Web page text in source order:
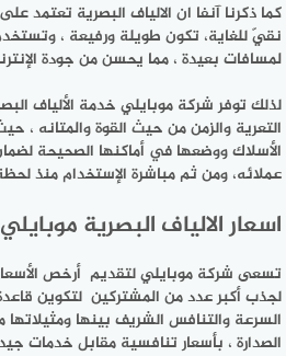
كما ذكرنا آنفا ان الالياف البصرية تعتمد
نقيّ للغاية، تكون طويلة ورفيعة ،
لمسافات بعيدة ، مما يحسن من جودة
لذلك توفر شركة موبايلي خدمة الألياف
التعرية والزمن من حيث القوة والمتانه ،
الأسلاك ووضعها في أماكنها الصحيحة
عملائه، ومن ثم مباشرة الإستخدام منذ
اسعار الالياف البصرية موبايلي 2025
تسعى شركة موبايلي لتقديم أرخص الأسعار
لجذب أكبر عدد من المشتركين لتكوين
السرعة والتنافس الشريف بينها
الصدارة ، بأسعار تنافسية مقابل خدمات